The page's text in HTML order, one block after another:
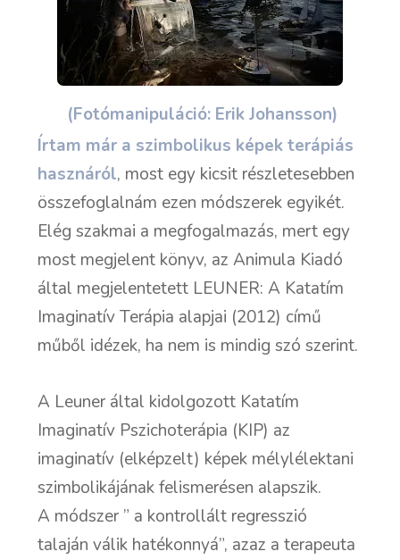
(Fotómanipuláció: Erik Johansson)
Írtam már a szimbolikus képek terápiás
hasznáról, most egy kicsit részletesebben
összefoglalnám ezen módszerek egyikét.
Elég szakmai a megfogalmazás, mert egy
most megjelent könyv, az Animula Kiadó
által megjelentetett LEUNER: A Katatím
Imaginatív Terápia alapjai (2012) című
műből idézek, ha nem is mindig szó szerint.
A Leuner által kidolgozott Katatím
Imaginatív Pszichoterápia (KIP) az
imaginatív (elképzelt) képek mélylélektani
szimbolikájának felismerésen alapszik.
A módszer ” a kontrollált regresszió
talaján válik hatékonnyá”, azaz a terapeuta